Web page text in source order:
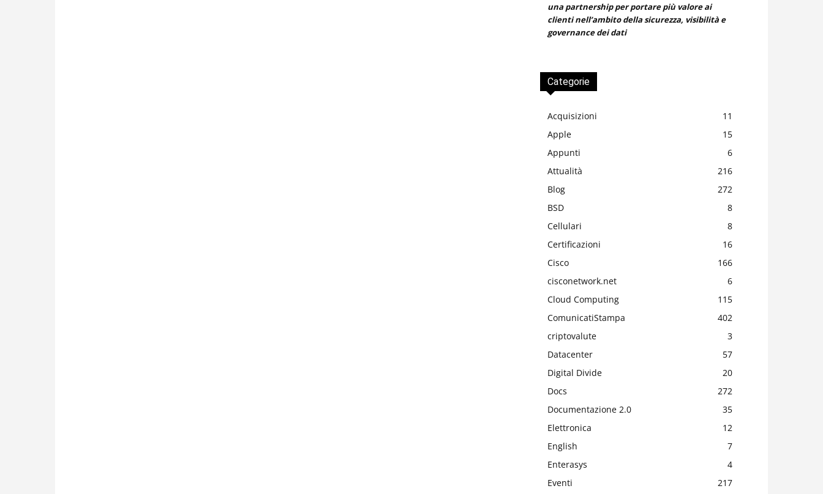
una partnership per portare più valore ai
clienti nell’ambito della sicurezza, visibilità e
governance dei dati
Categorie
Acquisizioni
11
Apple
15
Appunti
6
Attualità
216
Blog
272
BSD
8
Cellulari
8
Certificazioni
16
Cisco
166
cisconetwork.net
6
Cloud Computing
115
ComunicatiStampa
402
criptovalute
3
Datacenter
57
Digital Divide
20
Docs
272
Documentazione 2.0
35
Elettronica
12
English
7
Enterasys
4
Eventi
217